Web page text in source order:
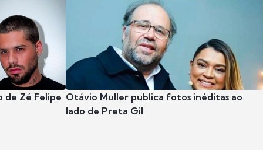
de Zé Felipe Otávio Muller publica fotos inéditas ao
lado de Preta Gil